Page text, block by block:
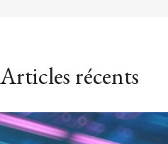
Articles récents